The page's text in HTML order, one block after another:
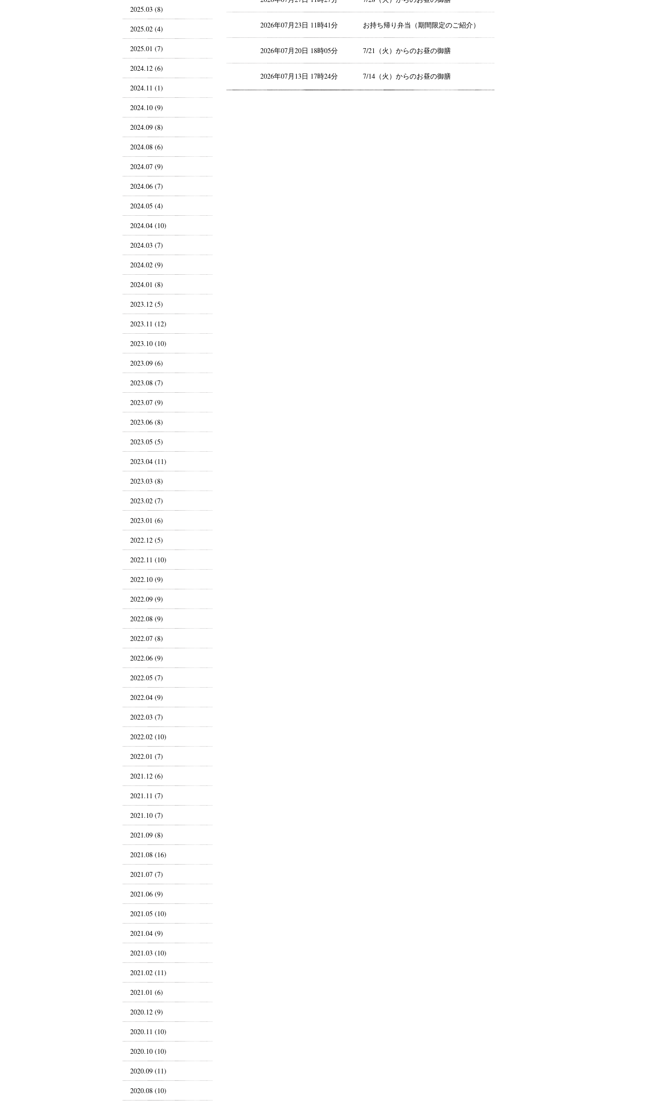
お持ち帰り弁当（期間限定のご紹介）
2026年07月23日 11時41分
7/21（火）からのお昼の御膳
2026年07月20日 18時05分
7/14（火）からのお昼の御膳
2026年07月13日 17時24分
2025.03 (8)
2025.02 (4)
2025.01 (7)
2024.12 (6)
2024.11 (1)
2024.10 (9)
2024.09 (8)
2024.08 (6)
2024.07 (9)
2024.06 (7)
2024.05 (4)
2024.04 (10)
2024.03 (7)
2024.02 (9)
2024.01 (8)
2023.12 (5)
2023.11 (12)
2023.10 (10)
2023.09 (6)
2023.08 (7)
2023.07 (9)
2023.06 (8)
2023.05 (5)
2023.04 (11)
2023.03 (8)
2023.02 (7)
2023.01 (6)
2022.12 (5)
2022.11 (10)
2022.10 (9)
2022.09 (9)
2022.08 (9)
2022.07 (8)
2022.06 (9)
2022.05 (7)
2022.04 (9)
2022.03 (7)
2022.02 (10)
2022.01 (7)
2021.12 (6)
2021.11 (7)
2021.10 (7)
2021.09 (8)
2021.08 (16)
2021.07 (7)
2021.06 (9)
2021.05 (10)
2021.04 (9)
2021.03 (10)
2021.02 (11)
2021.01 (6)
2020.12 (9)
2020.11 (10)
2020.10 (10)
2020.09 (11)
2020.08 (10)